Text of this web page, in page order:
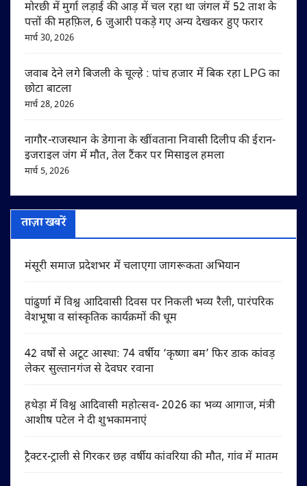
मोरछी में मुर्गा लड़ाई की आड़ में चल रहा था जंगल में 52 ताश के
पत्तों की महफ़िल, 6 जुआरी पकड़े गए अन्य देखकर हुए फरार
मार्च 30, 2026
जवाब देने लगे बिजली के चूल्हे : पांच हजार में बिक रहा LPG का
छोटा बाटला
मार्च 28, 2026
नागौर-राजस्थान के डेगाना के खींवताना निवासी दिलीप की ईरान-
इजराइल जंग में मौत, तेल टैंकर पर मिसाइल हमला
मार्च 5, 2026
ताज़ा खबरें
मंसूरी समाज प्रदेशभर में चलाएगा जागरूकता अभियान
पांढुर्णा में विश्व आदिवासी दिवस पर निकली भव्य रैली, पारंपरिक
वेशभूषा व सांस्कृतिक कार्यक्रमों की धूम
42 वर्षों से अटूट आस्था: 74 वर्षीय ‘कृष्णा बम’ फिर डाक कांवड़
लेकर सुल्तानगंज से देवघर रवाना
हथेड़ा में विश्व आदिवासी महोत्सव- 2026 का भव्य आगाज, मंत्री
आशीष पटेल ने दी शुभकामनाएं
ट्रैक्टर-ट्राली से गिरकर छह वर्षीय कांवरिया की मौत, गांव में मातम